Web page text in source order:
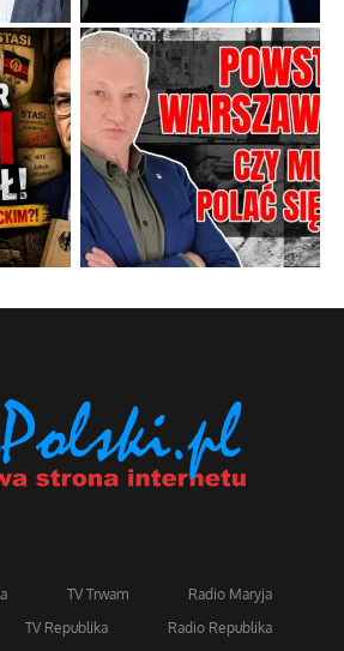
TV Trwam
Radio Maryja
TV Republika
Radio Republika